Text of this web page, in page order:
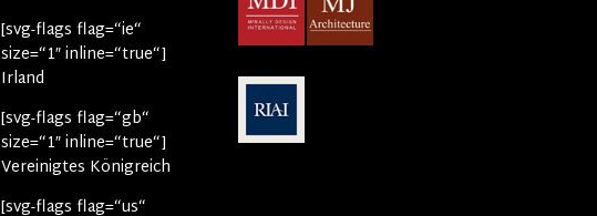
[svg-flags flag=“ie“
size=“1″ inline=“true“]
Irland
[svg-flags flag=“gb“
size=“1″ inline=“true“]
Vereinigtes Königreich
[svg-flags flag=“us“